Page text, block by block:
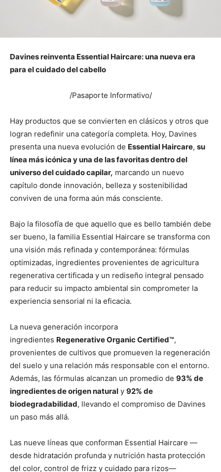
Davines reinventa Essential Haircare: una nueva era
para el cuidado del cabello
/Pasaporte Informativo/
Hay productos que se convierten en clásicos y otros que
logran redefinir una categoría completa. Hoy, Davines
presenta una nueva evolución de Essential Haircare, su
línea más icónica y una de las favoritas dentro del
universo del cuidado capilar, marcando un nuevo
capítulo donde innovación, belleza y sostenibilidad
conviven de una forma aún más consciente.
Bajo la filosofía de que aquello que es bello también debe
ser bueno, la familia Essential Haircare se transforma con
una visión más refinada y contemporánea: fórmulas
optimizadas, ingredientes provenientes de agricultura
regenerativa certificada y un rediseño integral pensado
para reducir su impacto ambiental sin comprometer la
experiencia sensorial ni la eficacia.
La nueva generación incorpora
ingredientes Regenerative Organic Certified™,
provenientes de cultivos que promueven la regeneración
del suelo y una relación más responsable con el entorno.
Además, las fórmulas alcanzan un promedio de 93% de
ingredientes de origen natural y 92% de
biodegradabilidad, llevando el compromiso de Davines
un paso más allá.
Las nueve líneas que conforman Essential Haircare —
desde hidratación profunda y nutrición hasta protección
del color, control de frizz y cuidado para rizos—